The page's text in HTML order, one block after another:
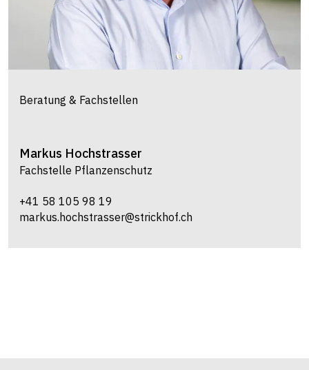
Beratung & Fachstellen
Markus Hochstrasser
Fachstelle Pflanzenschutz
+41 58 105 98 19
markus.hochstrasser@strickhof.ch